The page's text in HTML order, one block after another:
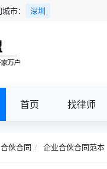
市： 深圳
首页 找律师
合伙合同 企业合伙合同范本